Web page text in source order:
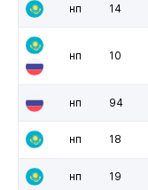
нп 14
нп 10
нп 94
нп 18
нп 19